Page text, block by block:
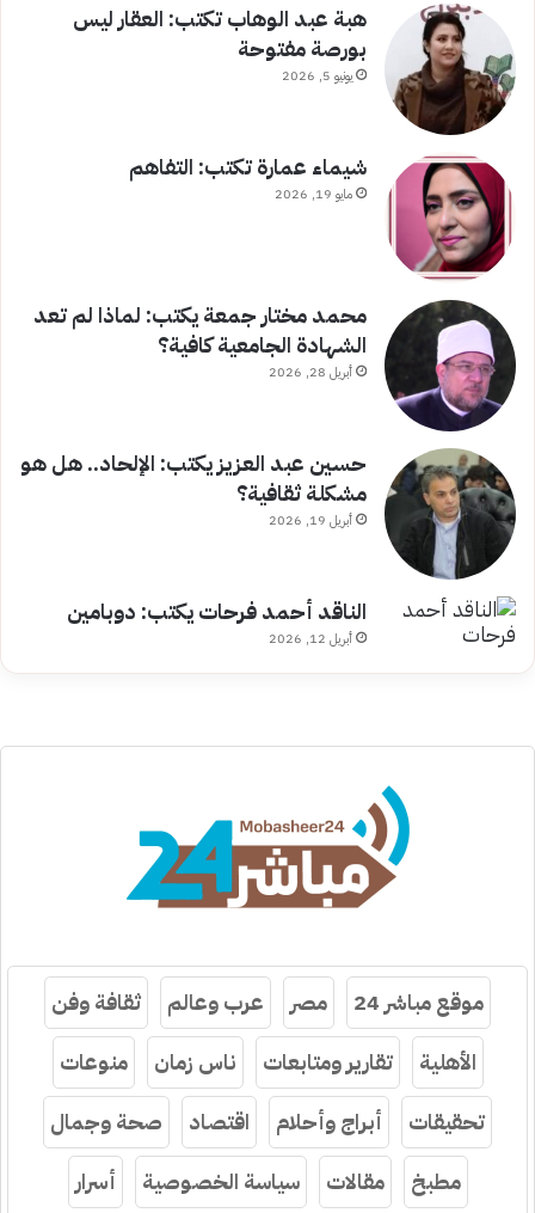
هبة عبد الوهاب تكتب: العقار ليس
بورصة مفتوحة
يونيو 5, 2026
شيماء عمارة تكتب: التفاهم
مايو 19, 2026
محمد مختار جمعة يكتب: لماذا لم تعد
الشهادة الجامعية كافية؟
أبريل 28, 2026
حسين عبد العزيز يكتب: الإلحاد.. هل هو
مشكلة ثقافية؟
أبريل 19, 2026
الناقد أحمد فرحات يكتب: دوبامين
أبريل 12, 2026
موقع مباشر 24 مصر عرب وعالم
ثقافة وفن
الأهلية
تقارير ومتابعات ناس زمان
منوعات
تحقيقات
أبراج وأحلام اقتصاد
صحة وجمال
مطبخ
مقالات سياسة الخصوصية أسرار